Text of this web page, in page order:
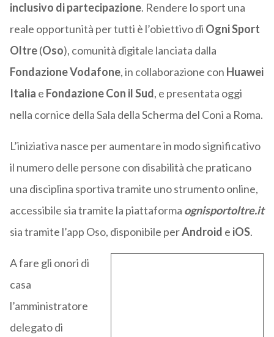
inclusivo di partecipazione. Rendere lo sport una
reale opportunità per tutti è l’obiettivo di OgniSport
Oltre(Oso), comunità digitale lanciata dalla
Fondazione Vodafone, in collaborazione con Huawei
Italia e Fondazione Con il Sud, e presentata oggi
nella cornice della Sala della Scherma del Coni a Roma.
L’iniziativa nasce per aumentare in modo significativo
il numero delle persone con disabilità che praticano
una disciplina sportiva tramite uno strumento online,
accessibile sia tramite la piattaforma ognisportoltre.it
sia tramite l’app Oso, disponibile perAndroid e iOS.
A fare gli onori di
casa
l’amministratore
delegato di